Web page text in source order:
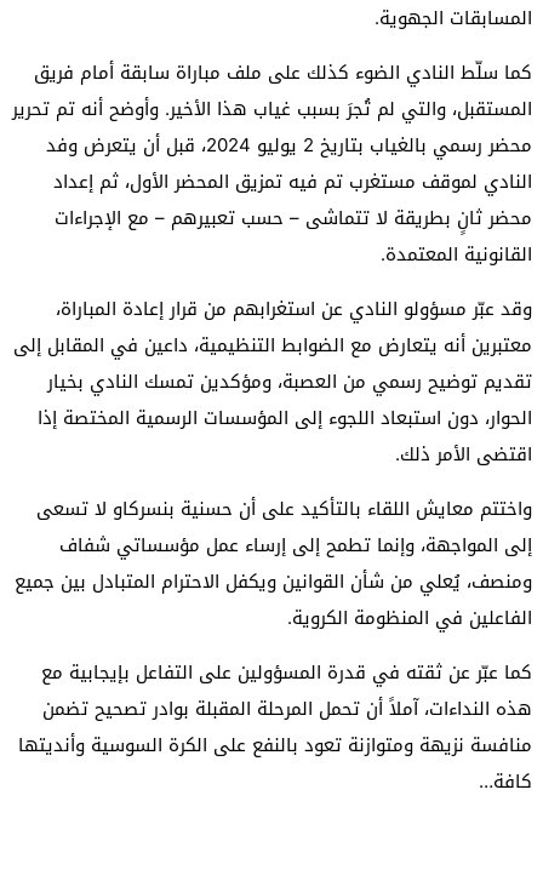
المسابقات الجهوية.
كما سلّط النادي الضوء كذلك على ملف مباراة سابقة أمام فريق
المستقبل، والتي لم تُجرَ بسبب غياب هذا الأخير. وأوضح أنه تم تحرير
محضر رسمي بالغياب بتاريخ 2 يوليو 2024، قبل أن يتعرض وفد
النادي لموقف مستغرب تم فيه تمزيق المحضر الأول، ثم إعداد
محضر ثانٍ بطريقة لا تتماشى – حسب تعبيرهم – مع الإجراءات
القانونية المعتمدة.
وقد عبّر مسؤولو النادي عن استغرابهم من قرار إعادة المباراة،
معتبرين أنه يتعارض مع الضوابط التنظيمية، داعين في المقابل إلى
تقديم توضيح رسمي من العصبة، ومؤكدين تمسك النادي بخيار
الحوار، دون استبعاد اللجوء إلى المؤسسات الرسمية المختصة إذا
اقتضى الأمر ذلك.
واختتم معايش اللقاء بالتأكيد على أن حسنية بنسركاو لا تسعى
إلى المواجهة، وإنما تطمح إلى إرساء عمل مؤسساتي شفاف
ومنصف، يُعلي من شأن القوانين ويكفل الاحترام المتبادل بين جميع
الفاعلين في المنظومة الكروية.
كما عبّر عن ثقته في قدرة المسؤولين على التفاعل بإيجابية مع
هذه النداءات، آملاً أن تحمل المرحلة المقبلة بوادر تصحيح تضمن
منافسة نزيهة ومتوازنة تعود بالنفع على الكرة السوسية وأنديتها
كافة…